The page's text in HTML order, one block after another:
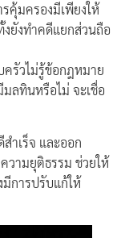
งทำคดีแยกส่วนถือ
รัวไม่รู้ข้อกฎหมาย
ลทินหรือไม่ จะเชื่อ
เร็จ และออก
ามยุติธรรม ช่วยให้
การปรับแก้ให้